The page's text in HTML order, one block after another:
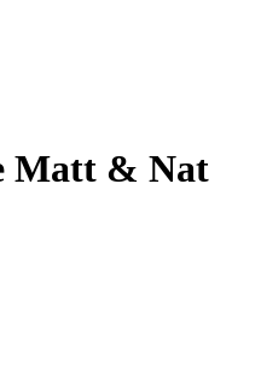
Matt & Nat